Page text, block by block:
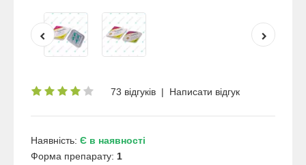
73 відгуків | Написати відгук
Наявність: Є в наявності
Форма препарату: 1